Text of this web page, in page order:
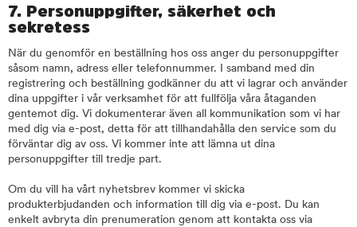
7. Personuppgifter, säkerhet och
sekretess
När du genomför en beställning hos oss anger du personuppgifter
såsom namn, adress eller telefonnummer. I samband med din
registrering och beställning godkänner du att vi lagrar och använder
dina uppgifter i vår verksamhet för att fullfölja våra åtaganden
gentemot dig. Vi dokumenterar även all kommunikation som vi har
med dig via e-post, detta för att tillhandahålla den service som du
förväntar dig av oss. Vi kommer inte att lämna ut dina
personuppgifter till tredje part.
Om du vill ha vårt nyhetsbrev kommer vi skicka
produkterbjudanden och information till dig via e-post. Du kan
enkelt avbryta din prenumeration genom att kontakta oss via